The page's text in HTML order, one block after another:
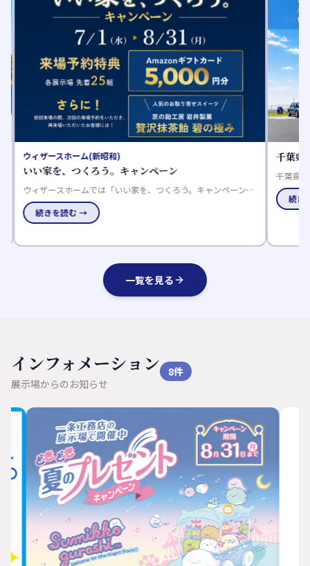
千葉県
千葉県
宅2棟
搭載し
続き
ウィザースホーム(新昭和)
いい家を、つくろう。キャンペーン
ウィザースホームでは「いい家を、つくろう。キャンペーン」
を開催。期間中、対象展示場へ事前予約のうえ見学された方
に、各展示場先着25組限定でAmazonギフトカードをプレゼン
続きを読む →
一覧を見る
インフォメーション
展示場からのお知らせ
8件